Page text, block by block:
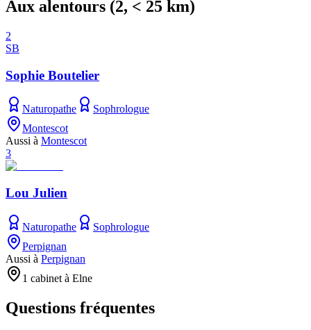
Aux alentours (2, < 25 km)
2
SB
Sophie Boutelier
Naturopathe
Sophrologue
Montescot
Aussi à Montescot
3
Lou Julien
Naturopathe
Sophrologue
Perpignan
Aussi à Perpignan
1 cabinet à Elne
Questions fréquentes